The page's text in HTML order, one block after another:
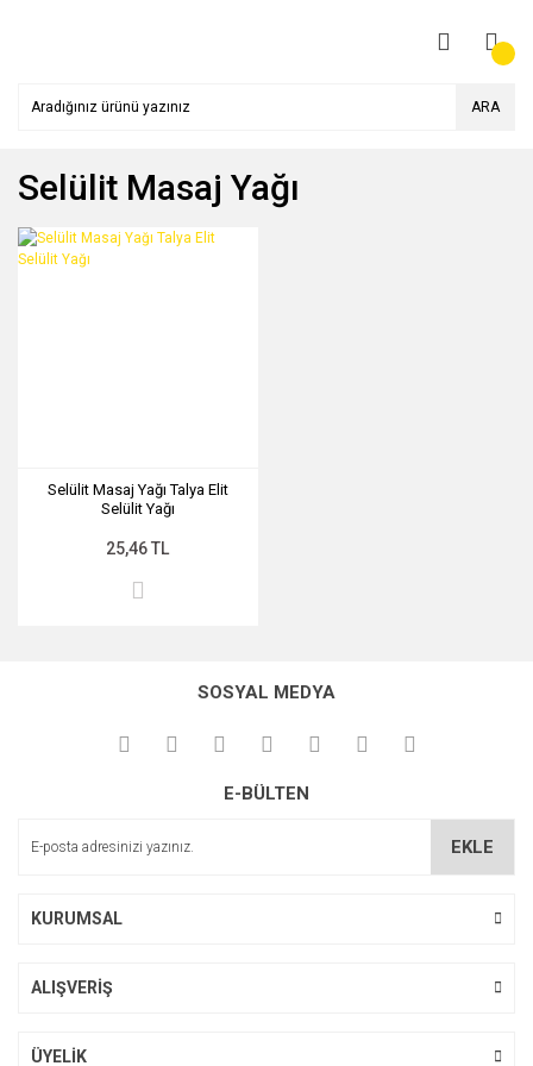
ARA
Selülit Masaj Yağı
Selülit Masaj Yağı Talya Elit
Selülit Yağı
25,46 TL
SOSYAL MEDYA
E-BÜLTEN
EKLE
KURUMSAL
ALIŞVERİŞ
ÜYELİK